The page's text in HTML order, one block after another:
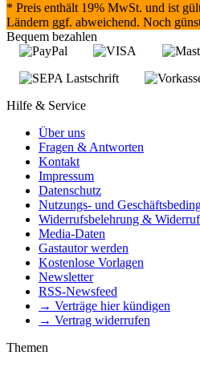
* Preis enthält 19% MwSt. und ist
Ländern ggf. abweichend. Noch
Bequem bezahlen
Hilfe & Service
Über uns
Fragen & Antworten
Kontakt
Impressum
Datenschutz
Nutzungs- und
Widerrufsbelehrung &
Media-Daten
Gastautor werden
Kostenlose Vorlagen
Newsletter
RSS-Newsfeed
→ Verträge hier kündigen
→ Vertrag widerrufen
Themen